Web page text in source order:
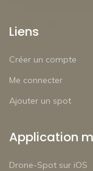
Liens
Créer un compte
Me connecter
Ajouter un spot
Application
Drone-Spot sur iOS